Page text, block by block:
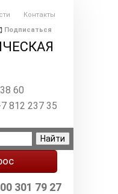
Контакты
Подписаться
60
812 237 35
301 79 27